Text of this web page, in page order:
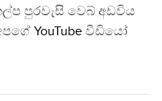
පුරවැසි වෙබ් අඩවිය
YouTube වීඩියෝ